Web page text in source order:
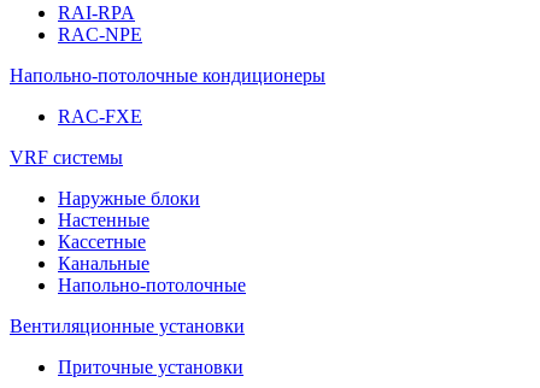
RAI-RPA
RAC-NPE
Напольно-потолочные кондиционеры
RAC-FXE
VRF системы
Наружные блоки
Настенные
Кассетные
Канальные
Напольно-потолочные
Вентиляционные установки
Приточные установки